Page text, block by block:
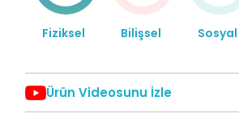
Fiziksel Bilişsel Sosyal
Ürün Videosunu İzle